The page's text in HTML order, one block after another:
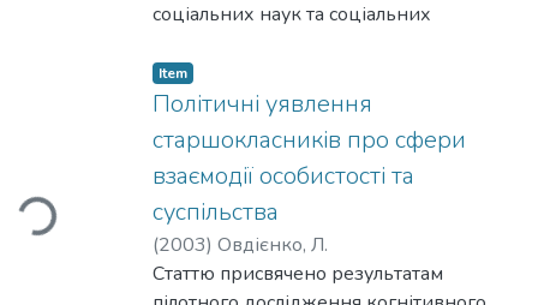
соціальних наук та соціальних
1999/2000, 2000/2001 та 2001/2002
навчальні роки (в осінньому
триместрі) з метою порівняння стану
фізичної підготовленості в ці роки.
Loading...
Item
Політичні уявлення
старшокласників про сфери
взаємодії особистості та
суспільства
(2003) Овдієнко, Л.
Статтю присвячено результатам